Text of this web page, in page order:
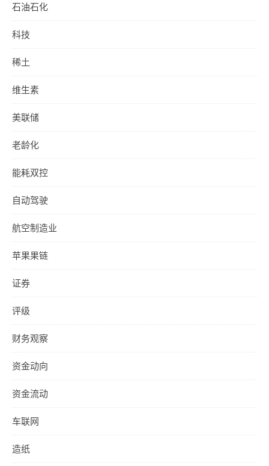
石油石化
科技
稀土
维生素
美联储
老龄化
能耗双控
自动驾驶
航空制造业
苹果果链
证券
评级
财务观察
资金动向
资金流动
车联网
造纸